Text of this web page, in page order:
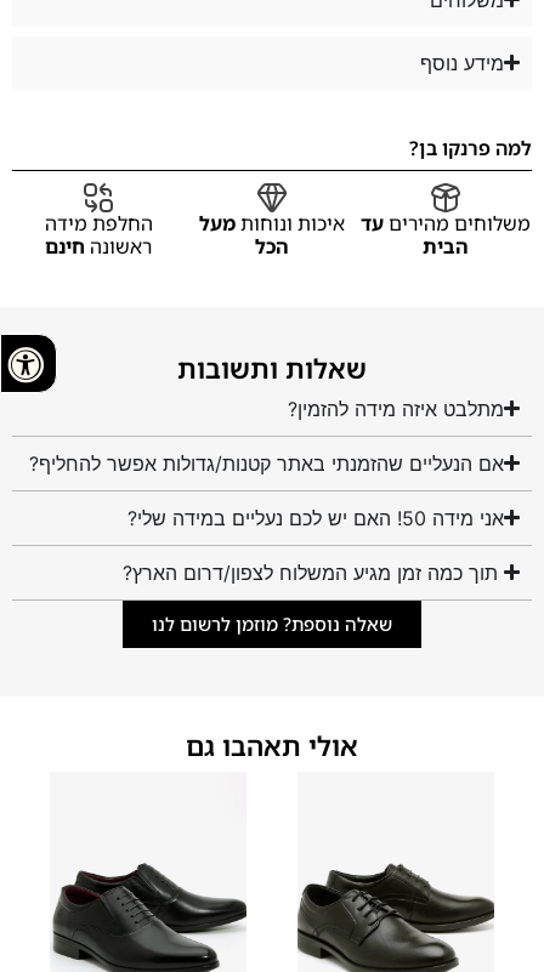
מידע נוסף
למה פרנקו בן?
משלוחים מהיריםעד
הבית
איכות ונוחותמעל
הכל
החלפת מידה
ראשונה חינם
שאלות ותשובות
מתלבט איזה מידה להזמין?
אם הנעליים שהזמנתי באתר קטנות/גדולות אפשר להחליף?
אני מידה 50! האם יש לכם נעליים במידה שלי?
תוך כמה זמן מגיע המשלוח לצפון/דרום הארץ?
שאלה נוספת? מוזמן לרשום לנו
אולי תאהבו גם